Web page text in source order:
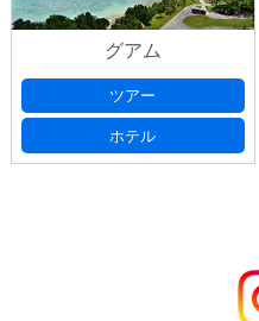
グアム
ツアー
ホテル